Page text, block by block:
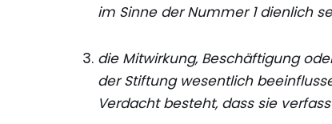
im Sinne der Nummer 1 dienlich
die Mitwirkung, Beschäftigung
der Stiftung wesentlich
Verdacht besteht, dass sie